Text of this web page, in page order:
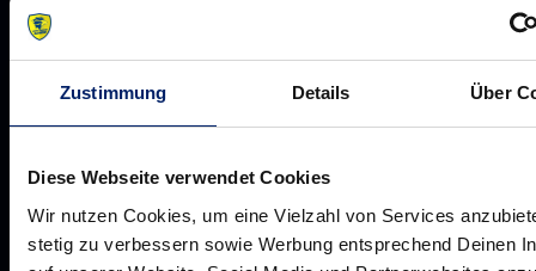
Zustimmung Details Über
Diese Webseite verwendet Cookies
Wir nutzen Cookies, um eine Vielzahl von Services
stetig zu verbessern sowie Werbung entsprechend Deinen